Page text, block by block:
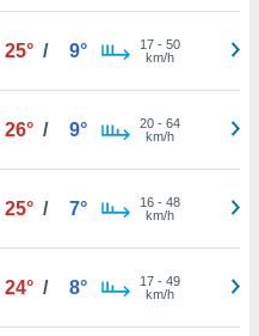
25° / 9° 17- 50
km/h
26° / 9° 20- 64
km/h
25° / 7° 16- 48
km/h
24° / 8° 17- 49
km/h